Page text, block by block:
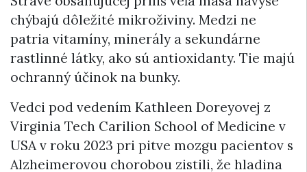
chýbajú dôležité mikroživiny. Medzi ne
patria vitamíny, minerály a sekundárne
rastlinné látky, ako sú antioxidanty. Tie majú
ochranný účinok na bunky.
Vedci pod vedením Kathleen Doreyovej z
Virginia Tech Carilion School of Medicine v
USA v roku 2023 pri pitve mozgu pacientov s
Alzheimerovou chorobou zistili, že hladina